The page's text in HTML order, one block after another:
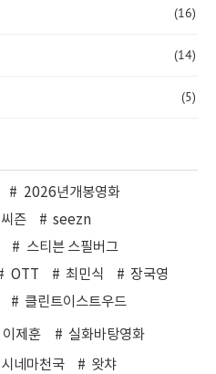
(16)
(14)
(5)
2026년개봉영화
씨즌
seezn
스티븐 스필버그
OTT 최민식
장국영
클린트이스트우드
이제훈
실화바탕영화
시네마천국
왓챠